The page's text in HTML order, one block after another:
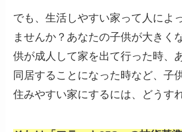
でも、生活しやすい家って人によ
ませんか？あなたの子供が大きく
供が成人して家を出て行った時、
同居することになった時など、子
住みやすい家にするには、どうす